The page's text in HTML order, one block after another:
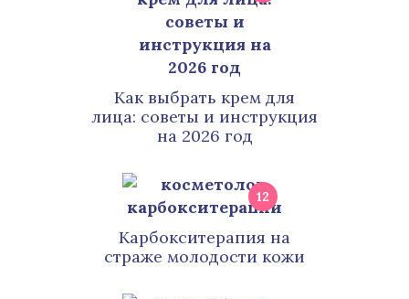
Как выбрать крем для
лица: советы и инструкция
на 2026 год
12
Карбокситерапия на
страже молодости кожи